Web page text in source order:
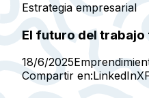
Estrategia empresarial
El futuro del
18/6/2025
Compartir en:LinkedInX